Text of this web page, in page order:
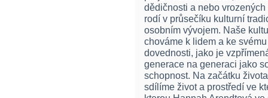
dědičnosti a nebo
rodí v průsečíku kulturní
osobním vývojem. Naše
chováme k lidem a ke
dovednosti, jako je
generace na generaci jako
schopnost. Na začátku
sdílíme život a prostředí ve